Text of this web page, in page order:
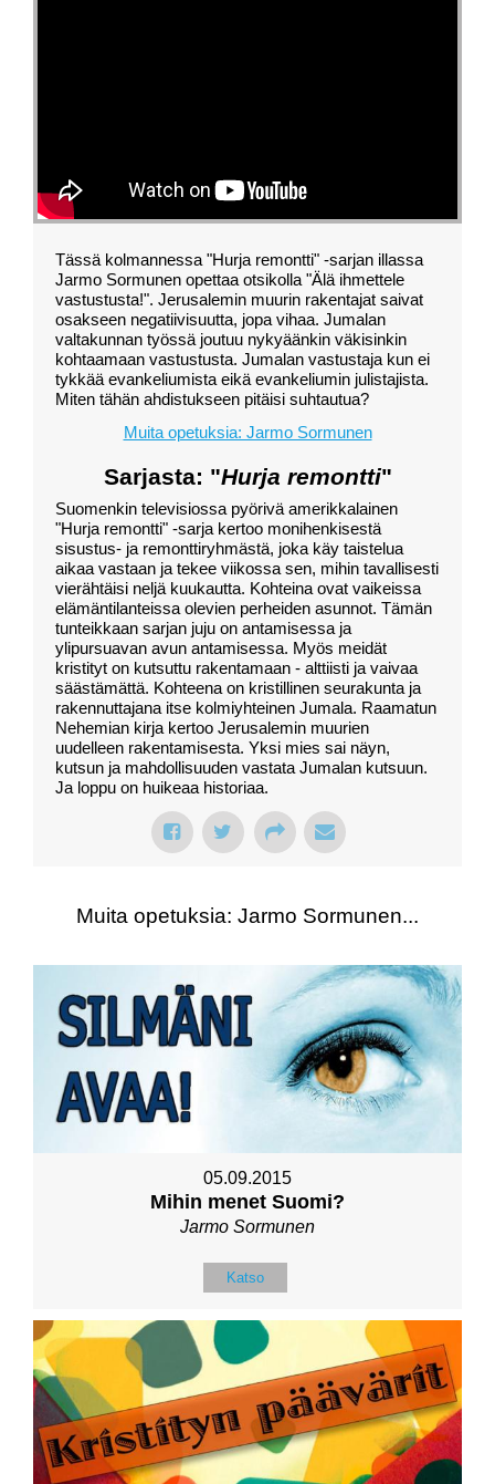
Tässä kolmannessa "Hurja remontti" -sarjan illassa
Jarmo Sormunen opettaa otsikolla "Älä ihmettele
vastustusta!". Jerusalemin muurin rakentajat saivat
osakseen negatiivisuutta, jopa vihaa. Jumalan
valtakunnan työssä joutuu nykyäänkin väkisinkin
kohtaamaan vastustusta. Jumalan vastustaja kun ei
tykkää evankeliumista eikä evankeliumin julistajista.
Miten tähän ahdistukseen pitäisi suhtautua?
Muita opetuksia: Jarmo Sormunen
Sarjasta: "Hurja remontti"
Suomenkin televisiossa pyörivä amerikkalainen
"Hurja remontti" -sarja kertoo monihenkisestä
sisustus- ja remonttiryhmästä, joka käy taistelua
aikaa vastaan ja tekee viikossa sen, mihin tavallisesti
vierähtäisi neljä kuukautta. Kohteina ovat vaikeissa
elämäntilanteissa olevien perheiden asunnot. Tämän
tunteikkaan sarjan juju on antamisessa ja
ylipursuavan avun antamisessa. Myös meidät
kristityt on kutsuttu rakentamaan - alttiisti ja vaivaa
säästämättä. Kohteena on kristillinen seurakunta ja
rakennuttajana itse kolmiyhteinen Jumala. Raamatun
Nehemian kirja kertoo Jerusalemin muurien
uudelleen rakentamisesta. Yksi mies sai näyn,
kutsun ja mahdollisuuden vastata Jumalan kutsuun.
Ja loppu on huikeaa historiaa.
Muita opetuksia: Jarmo Sormunen...
05.09.2015
Mihin menet Suomi?
Jarmo Sormunen
Katso